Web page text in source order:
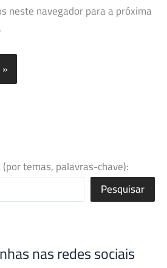
neste navegador para a próxima
temas, palavras-chave):
Pesquisar
nas redes sociais